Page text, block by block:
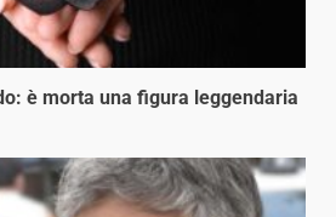
è morta una figura leggendaria